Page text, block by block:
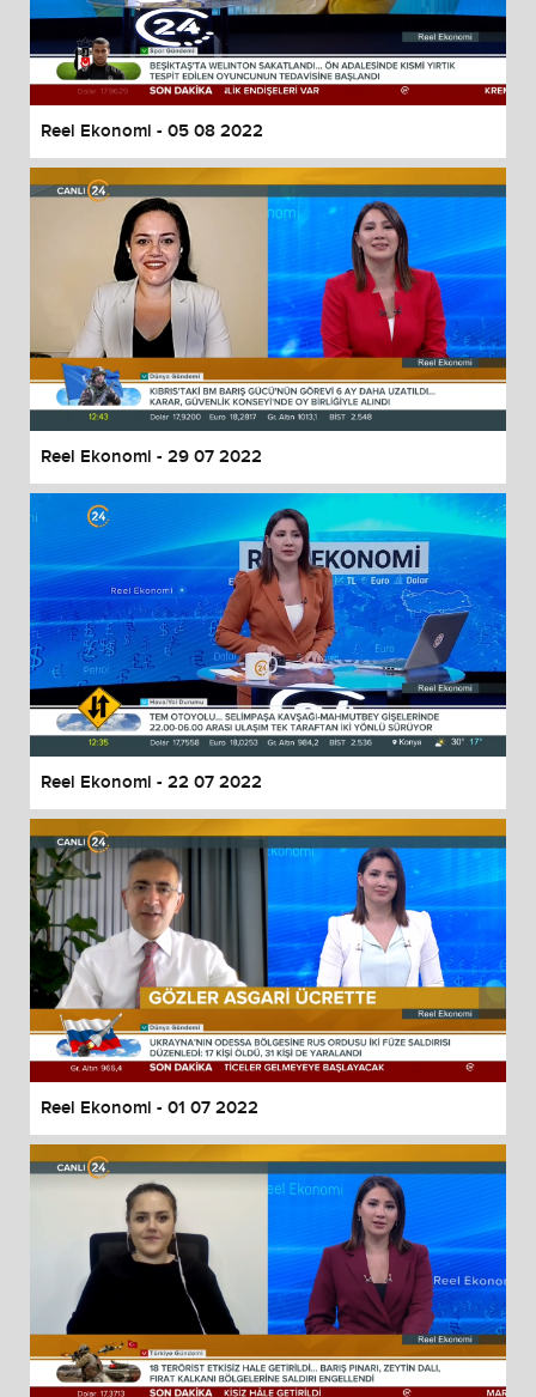
Reel Ekonomi - 05 08 2022
Reel Ekonomi - 29 07 2022
Reel Ekonomi - 22 07 2022
Reel Ekonomi - 01 07 2022